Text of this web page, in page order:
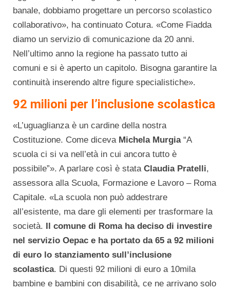
banale, dobbiamo progettare un percorso scolastico
collaborativo», ha continuato Cotura. «Come Fiadda
diamo un servizio di comunicazione da 20 anni.
Nell’ultimo anno la regione ha passato tutto ai
comuni e si è aperto un capitolo. Bisogna garantire la
continuità inserendo altre figure specialistiche».
92 milioni per l’inclusione scolastica
«L’uguaglianza è un cardine della nostra
Costituzione. Come diceva Michela Murgia“A
scuola ci si va nell’età in cui ancora tutto è
possibile”». A parlare così è stata Claudia Pratelli,
assessora alla Scuola, Formazione e Lavoro – Roma
Capitale. «La scuola non può addestrare
all’esistente, ma dare gli elementi per trasformare la
società. Il comune di Roma ha deciso di investire
nel servizio Oepac e ha portato da 65 a 92 milioni
di euro lo stanziamento sull’inclusione
scolastica. Di questi 92 milioni di euro a 10mila
bambine e bambini con disabilità, ce ne arrivano solo